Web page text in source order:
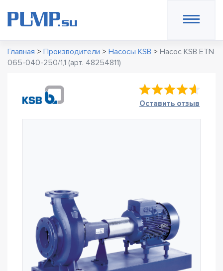
Главная > Производители > Насосы KSB > Насос KSB ETN
065-040-250/1,1 (арт. 48254811)
Оставить отзыв